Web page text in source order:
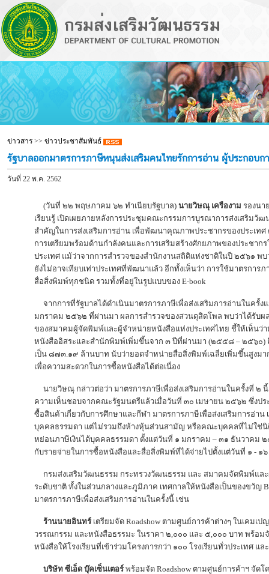
ข่าวสาร>> ข่าวประชาสัมพันธ์
รัฐบาลออกมาตรการภาษีหนุนส่งเสริมคนไทยรักการอ่าน ผู้ประกอบ
วันที่ 22 พ.ค. 2562
(วันที่ ๒๒ พฤษภาคม ๖๒ ทำเนียบรัฐบาล) นายวิษณุ เครืองาม รองนา
เรียนรู้ เปิดเผยภายหลังการประชุมคณะกรรมการบูรณาการส่งเสริมวั
สำคัญในการส่งเสริมการอ่าน เพื่อพัฒนาคุณภาพประชากรของประเ
การเตรียมพร้อมด้านกำลังคนและการเสริมสร้างศักยภาพของประช
ประเทศ แม้ว่าจากการสำรวจของสำนักงานสถิติแห่งชาติในปี ๒๕๖๑
ยังไม่อาจเทียบเท่าประเทศที่พัฒนาแล้ว อีกทั้งเห็นว่า การใช้มาตรกา
สื่อสิ่งพิมพ์ทุกชนิด รวมทั้งที่อยู่ในรูปแบบของ E-book
จากการที่รัฐบาลได้ดำเนินมาตรการภาษีเพื่อส่งเสริมการอ่านในครั้
มกราคม ๒๕๖๒ ที่ผ่านมา ผลการสำรวจของสวนดุสิตโพล พบว่าได้รับ
ของสมาคมผู้จัดพิมพ์และผู้จำหน่ายหนังสือแห่งประเทศไทย ชี้ให้เห็นว่
หนังสืออิสระและสำนักพิมพ์เพิ่มขึ้นจาก ๓ ปีที่ผ่านมา (๒๕๕๘ – ๒๕๖๐)
เป็น ๘๗๓.๑๙ ล้านบาท นับว่ายอดจำหน่ายสื่อสิ่งพิมพ์เฉลี่ยเพิ่มขึ้นสูงมา
เพื่อความสะดวกในการซื้อหนังสือได้ต่อเนื่อง
นายวิษณุ กล่าวต่อว่า มาตรการภาษีเพื่อส่งเสริมการอ่านในครั้งที่ ๒
ความเห็นชอบจากคณะรัฐมนตรีแล้วเมื่อวันที่ ๓๐ เมษายน ๒๕๖๒ ซึ่งปร
ซื้อสินค้าเกี่ยวกับการศึกษาและกีฬา มาตรการภาษีเพื่อส่งเสริมการอ่า
บุคคลธรรมดา แต่ไม่รวมถึงห้างหุ้นส่วนสามัญ หรือคณะบุคคลที่ไม่ใช่นิ
หย่อนภาษีเงินได้บุคคลธรรมดา ตั้งแต่วันที่ ๑ มกราคม – ๓๑ ธันวาคม
กับรายจ่ายในการซื้อหนังสือและสื่อสิ่งพิมพ์ที่ได้จ่ายไปตั้งแต่วันที่ ๑ -
กรมส่งเสริมวัฒนธรรม กระทรวงวัฒนธรรม และ สมาคมจัดพิมพ์และ
ระดับชาติ ทั้งในส่วนกลางและภูมิภาค เทศกาลให้หนังสือเป็นของขวัญ
มาตรการภาษีเพื่อส่งเสริมการอ่านในครั้งนี้ เช่น
ร้านนายอินทร์เตรียมจัด Roadshow ตามศูนย์การค้าต่างๆ ในเคมเ
วรรณกรรม และหนังสือธรรมะ ในราคา ๒,๐๐๐ และ ๕,๐๐๐ บาท พร้อม
หนังสือให้โรงเรียนที่เข้าร่วมโครงการกว่า ๑๐๐ โรงเรียนทั่วประเทศ
บริษัท ซีเอ็ด บุ๊คเซ็นเตอร์พร้อมจัด Roadshow ตามศูนย์การค้าฯ จัดโ